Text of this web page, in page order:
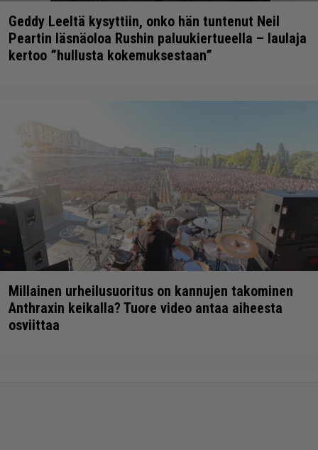
Geddy Leeltä kysyttiin, onko hän tuntenut Neil
Peartin läsnäoloa Rushin paluukiertueella – laulaja
kertoo ”hullusta kokemuksestaan”
Millainen urheilusuoritus on kannujen takominen
Anthraxin keikalla? Tuore video antaa aiheesta
osviittaa